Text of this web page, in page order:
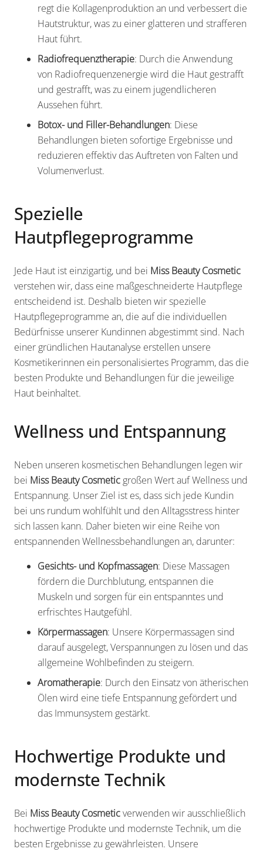
regt die Kollagenproduktion an und verbessert die
Hautstruktur, was zu einer glatteren und strafferen
Haut führt.
Radiofrequenztherapie: Durch die Anwendung
von Radiofrequenzenergie wird die Haut gestrafft
und gestrafft, was zu einem jugendlicheren
Aussehen führt.
Botox- und Filler-Behandlungen: Diese
Behandlungen bieten sofortige Ergebnisse und
reduzieren effektiv das Auftreten von Falten und
Volumenverlust.
Spezielle
Hautpflegeprogramme
Jede Haut ist einzigartig, und bei Miss Beauty Cosmetic
verstehen wir, dass eine maßgeschneiderte Hautpflege
entscheidend ist. Deshalb bieten wir spezielle
Hautpflegeprogramme an, die auf die individuellen
Bedürfnisse unserer Kundinnen abgestimmt sind. Nach
einer gründlichen Hautanalyse erstellen unsere
Kosmetikerinnen ein personalisiertes Programm, das die
besten Produkte und Behandlungen für die jeweilige
Haut beinhaltet.
Wellness und Entspannung
Neben unseren kosmetischen Behandlungen legen wir
bei Miss Beauty Cosmetic großen Wert auf Wellness und
Entspannung. Unser Ziel ist es, dass sich jede Kundin
bei uns rundum wohlfühlt und den Alltagsstress hinter
sich lassen kann. Daher bieten wir eine Reihe von
entspannenden Wellnessbehandlungen an, darunter:
Gesichts- und Kopfmassagen: Diese Massagen
fördern die Durchblutung, entspannen die
Muskeln und sorgen für ein entspanntes und
erfrischtes Hautgefühl.
Körpermassagen: Unsere Körpermassagen sind
darauf ausgelegt, Verspannungen zu lösen und das
allgemeine Wohlbefinden zu steigern.
Aromatherapie: Durch den Einsatz von ätherischen
Ölen wird eine tiefe Entspannung gefördert und
das Immunsystem gestärkt.
Hochwertige Produkte und
modernste Technik
Bei Miss Beauty Cosmeticverwenden wir ausschließlich
hochwertige Produkte und modernste Technik, um die
besten Ergebnisse zu gewährleisten. Unsere